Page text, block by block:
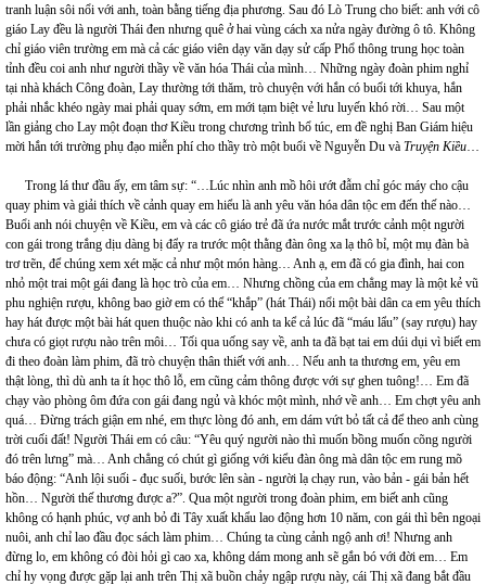
tranh luận sôi nổi với anh, toàn bằng tiếng địa phương. Sau đó Lò Trung cho biết: anh với cô
giáo Lay đều là người Thái đen nhưng quê ở hai vùng cách xa nửa ngày đường ô tô. Không
chỉ giáo viên trường em mà cả các giáo viên dạy văn dạy sử cấp Phổ thông trung học toàn
tỉnh đều coi anh như người thầy về văn hóa Thái của mình… Những ngày đoàn phim nghỉ
tại nhà khách Công đoàn, Lay thường tới thăm, trò chuyện với hắn có buổi tới khuya, hắn
phải nhắc khéo ngày mai phải quay sớm, em mới tạm biệt vẻ lưu luyến khó rời… Sau một
lần giảng cho Lay một đoạn thơ Kiều trong chương trình bổ túc, em đề nghị Ban Giám hiệu
mời hắn tới trường phụ đạo miễn phí cho thầy trò một buổi về Nguyễn Du và Truyện Kiều
Trong lá thư đầu ấy, em tâm sự: “…Lúc nhìn anh mồ hôi ướt đẫm chỉ góc máy cho cậu
quay phim và giải thích về cảnh quay em hiểu là anh yêu văn hóa dân tộc em đến thế nào…
Buổi anh nói chuyện về Kiều, em và các cô giáo trẻ đã ứa nước mắt trước cảnh một người
con gái trong trắng dịu dàng bị đẩy ra trước một thằng đàn ông xa lạ thô bỉ, một mụ đàn bà
trơ trẽn, để chúng xem xét mặc cả như một món hàng… Anh ạ, em đã có gia đình, hai con
nhỏ một trai một gái đang là học trò của em… Nhưng chồng của em chẳng may là một kẻ vũ
phu nghiện rượu, không bao giờ em có thể “khắp” (hát Thái) nổi một bài dân ca em yêu thích
hay hát được một bài hát quen thuộc nào khi có anh ta kể cả lúc đã “máu lẩu” (say rượu) hay
chưa có giọt rượu nào trên môi… Tối qua uống say về, anh ta đã bạt tai em dúi dụi vì biết em
đi theo đoàn làm phim, đã trò chuyện thân thiết với anh… Nếu anh ta thương em, yêu em
thật lòng, thì dù anh ta ít học thô lỗ, em cũng cảm thông được với sự ghen tuông!… Em đã
chạy vào phòng ôm đứa con gái đang ngủ và khóc một mình, nhớ về anh… Em chợt yêu anh
quá… Đừng trách giận em nhé, em thực lòng đó anh, em dám vứt bỏ tất cả để theo anh cùng
trời cuối đất! Người Thái em có câu: “Yêu quý người nào thì muốn bồng muốn cõng người
đó trên lưng” mà… Anh chẳng có chút gì giống với kiểu đàn ông mà dân tộc em rung mõ
báo động: “Anh lội suối - đục suối, bước lên sàn - người lạ chạy run, vào bản - gái bản hết
hồn… Người thế thương được a?”. Qua một người trong đoàn phim, em biết anh cũng
không có hạnh phúc, vợ anh bỏ đi Tây xuất khẩu lao động hơn 10 năm, con gái thì bên ngoại
nuôi, anh chỉ lao đầu đọc sách làm phim… Chúng ta cùng cảnh ngộ anh ơi! Nhưng anh
đừng lo, em không có đòi hỏi gì cao xa, không dám mong anh sẽ gắn bó với đời em… Em
chỉ hy vọng được gặp lại anh trên Thị xã buồn chảy ngập rượu này, cái Thị xã đang bắt đầu